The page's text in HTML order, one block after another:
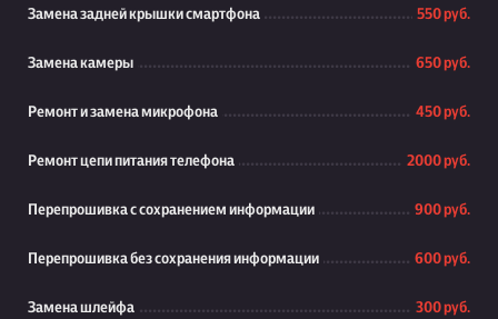
Замена задней крышки смартфона 550 руб.
Замена камеры 650 руб.
Ремонт и замена микрофона 450 руб.
Ремонт цепи питания телефона 2000 руб.
Перепрошивка с сохранением информации 900 руб.
Перепрошивка без сохранения информации 600 руб.
Замена шлейфа 300 руб.